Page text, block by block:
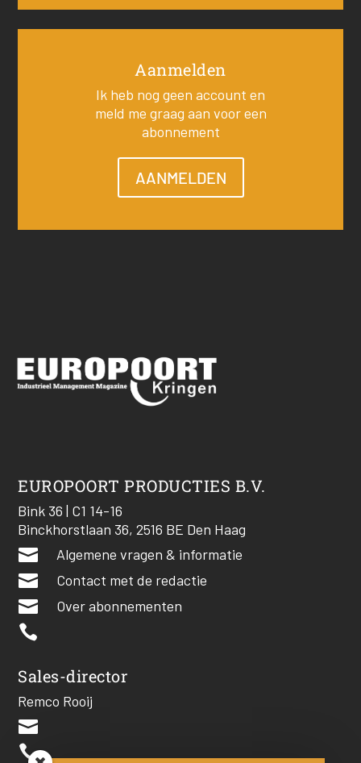
Aanmelden
Ik heb nog geen account en
meld me graag aan voor een
abonnement
AANMELDEN
EUROPOORT PRODUCTIES B.V.
Bink 36 | C1 14-16
Binckhorstlaan 36, 2516 BE Den Haag
 Algemene vragen & informatie
 Contact met de redactie
 Over abonnementen

Sales-director
Remco Rooij

